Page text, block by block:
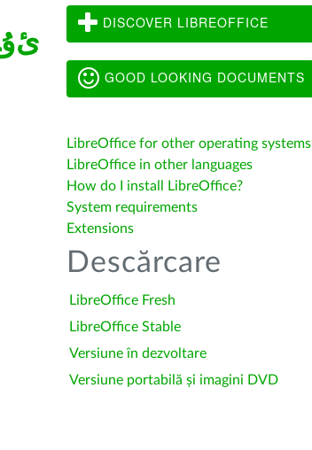
DISCOVER LIBREOFFICE
GOOD LOOKING DOCUMENTS
LibreOffice for other operating systems
LibreOffice in other languages
How do I install LibreOffice?
System requirements
Extensions
Descărcare
LibreOffice Fresh
LibreOffice Stable
Versiune în dezvoltare
Versiune portabilă și imagini DVD